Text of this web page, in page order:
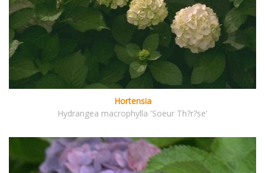
Hortensia
Hydrangea macrophylla 'Soeur Th?r?se'